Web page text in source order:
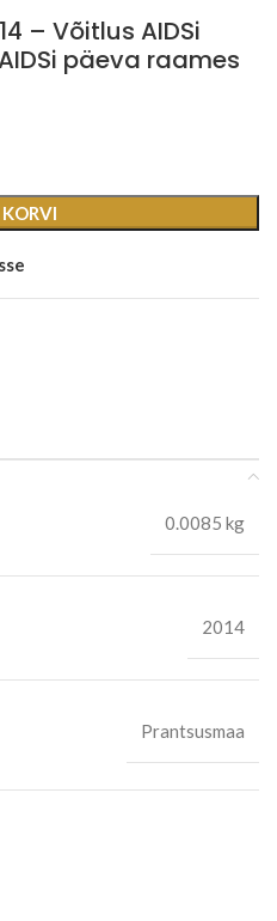
– Võitlus AIDSi
päeva raames
0.0085 kg
2014
Prantsusmaa